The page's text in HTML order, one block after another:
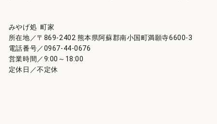
みやげ処 町家
所在地／〒869-2402 熊本県阿蘇郡南小国町満願寺6600-3
電話番号／0967-44-0676
営業時間／9:00～18:00
定休日／不定休